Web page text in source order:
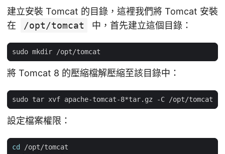
建立安裝 Tomcat 的目錄，這裡我們將 Tomcat 安裝
在
/opt/tomcat 中，首先建立這個目錄：
將 Tomcat 8 的壓縮檔解壓縮至該目錄中：
sudo tar xvf apache-tomcat-8*tar.gz -C /opt/tomcat --
設定檔案權限：
cd